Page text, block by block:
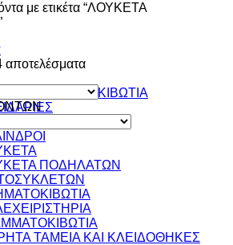
– ΧΡΗΜΑΤΟΚΙΒΩΤΙΑ
ΠΟΔΗΛΑΤΩΝ
ΤΑΜΕΙΑ ΚΑΙ ΚΛΕΙΔΟΘΗΚΕΣ
με ετικέτα “ΛΟΥΚΕΤΑ
αποτελέσματαSorted
latest